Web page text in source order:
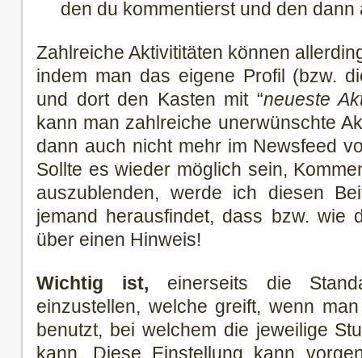
den du kommentierst und den
Zahlreiche Aktivititäten können
indem man das eigene Profil (bzw.
und dort den Kasten mit “neueste
kann man zahlreiche unerwünschte
dann auch nicht mehr im Newsfeed
Sollte es wieder möglich sein,
auszublenden, werde ich diesen
jemand herausfindet, dass bzw. wie
über einen Hinweis!
Wichtig ist, einerseits die
einzustellen, welche greift, wenn
benutzt, bei welchem die jeweilige
kann. Diese Einstellung kann